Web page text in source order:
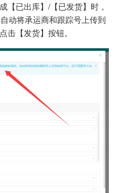
【已出库】/【已发货】时，
动将承运商和跟踪号上传到
击【发货】按钮。